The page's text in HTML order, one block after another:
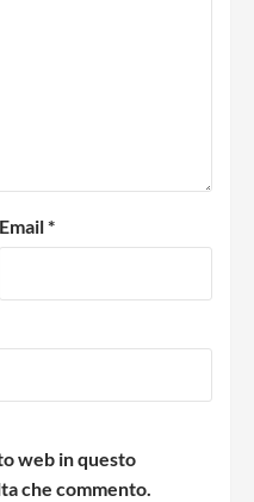
Email*
web in questo
che commento.